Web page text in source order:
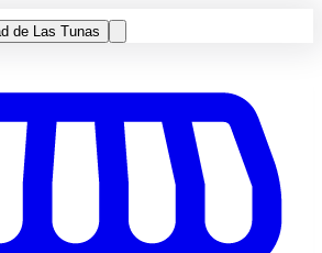
de Las Tunas